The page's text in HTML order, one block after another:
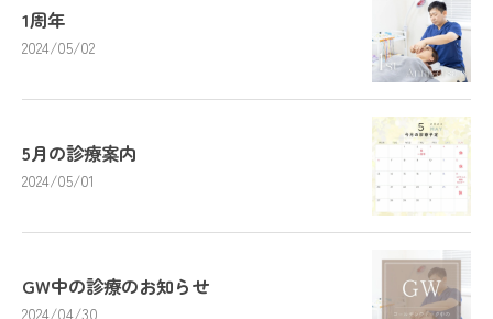
1周年
2024/05/02
5月の診療案内
2024/05/01
GW中の診療のお知らせ
2024/04/30